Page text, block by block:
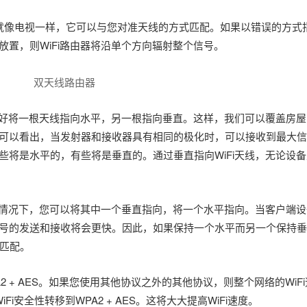
电视一样，它可以与您对准天线的方式匹配。如果以错误的方式
，则WiFi路由器将沿单个方向辐射整个信号。
双天线路由器
将一根天线指向水平，另一根指向垂直。这样，我们可以覆盖房
以看出，当发射器和接收器具有相同的极化时，可以接收到最大
将是水平的，有些将是垂直的。通过垂直指向WiFi天线，无论设
况下，您可以将其中一个垂直指向，将一个水平指向。当客户端
的发送和接收将会更快。因此，如果保持一个水平而另一个保持
配。
+ AES。如果您使用其他协议之外的其他协议，则整个网络的
安全性转移到WPA2 + AES。这将大大提高WiFi速度。